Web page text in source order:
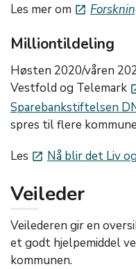
Les mer om launch
Milliontildeling
Høsten 2020/våren
Vestfold og Telemark
Sparebankstiftelsen
spres til flere
Les launch Nå blir det Liv
Veileder
Veilederen gir en
et godt hjelpemiddel
kommunen.